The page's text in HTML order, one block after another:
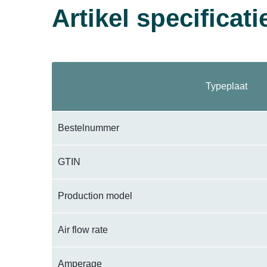
Artikel
Typeplaat
Bestelnummer
GTIN
Production model
Air flow rate
Amperage